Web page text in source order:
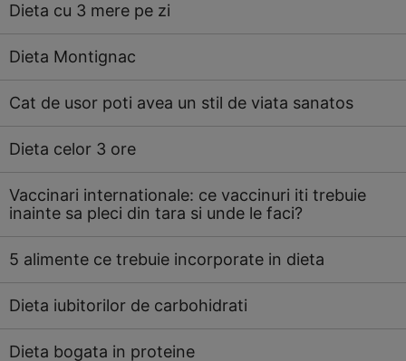
Dieta cu 3 mere pe zi
Dieta Montignac
Cat de usor poti avea un stil de viata sanatos
Dieta celor 3 ore
Vaccinari internationale: ce vaccinuri iti trebuie
inainte sa pleci din tara si unde le faci?
5 alimente ce trebuie incorporate in dieta
Dieta iubitorilor de carbohidrati
Dieta bogata in proteine